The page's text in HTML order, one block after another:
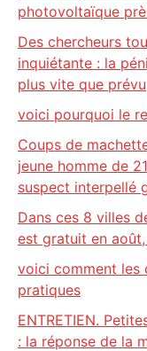
photovoltaïque
Des chercheurs
inquiétante : la
plus vite que prévu
voici pourquoi le
Coups de
jeune homme de
suspect interpellé
Dans ces 8 villes
est gratuit en
voici comment les
pratiques
ENTRETIEN.
: la réponse de la